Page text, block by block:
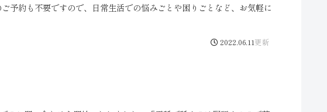
予約も不要ですので、日常生活での悩みごとや困りごとなど、お気軽に
2022.06.11